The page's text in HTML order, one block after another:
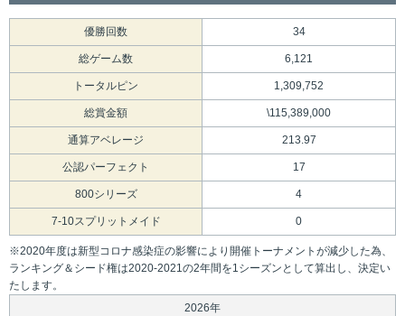
優勝回数 34
総ゲーム数 6,121
トータルピン 1,309,752
総賞金額 \115,389,000
通算アベレージ 213.97
公認パーフェクト 17
800シリーズ 4
7-10スプリットメイド 0
※2020年度は新型コロナ感染症の影響により開催トーナメントが減少した為、
ランキング＆シード権は2020-2021の2年間を1シーズンとして算出し、決定い
たします。
2026年